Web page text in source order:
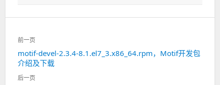
文
章
导
航
前一页
上
一
篇：
motif-devel-2.3.4-8.1.el7_3.x86_64.rpm，Motif开发包
介绍及下载
后一页